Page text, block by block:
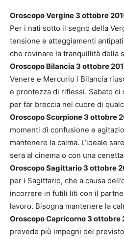
Oroscopo Vergine 3 ottobre
Per i nati sotto il segno della
tensione e atteggiamenti
che rovinare la tranquillità della
Oroscopo Bilancia 3 ottobre
Venere e Mercurio i Bilancia
e prontezza di riflessi. Sabato
per far breccia nel cuore di
Oroscopo Scorpione 3 ottobre
momenti di confusione e
mantenere la calma. L’ideale
sera al cinema o con una
Oroscopo Sagittario 3 ottobre
per i Sagittario, che a causa
incorrere in futili liti con il
lavoro. Bisogna mantenere la
Oroscopo Capricorno 3 ottobre
prevede più impegni del